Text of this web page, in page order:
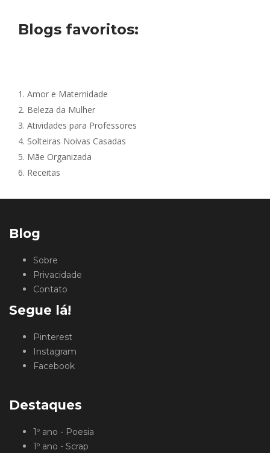
Blogs favoritos:
1. Amor e Maternidade
2. Beleza da Mulher
3. Atividades para Professores
4. Solteiras Noivas Casadas
5. Mãe Organizada
6. Receitas
Blog
Sobre
Privacidade
Contato
Segue lá!
Pinterest
Instagram
Facebook
Destaques
1º ano - Poesia
1º ano - Scrap